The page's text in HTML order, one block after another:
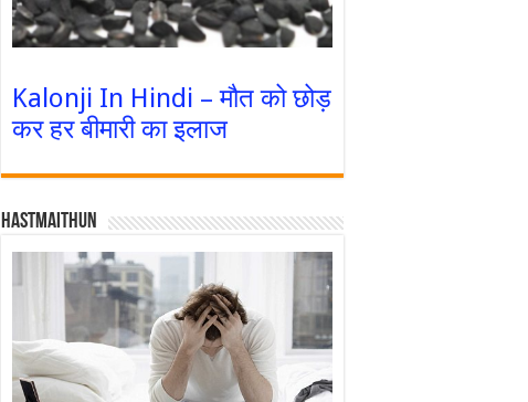
Kalonji In Hindi – मौत को छोड़
कर हर बीमारी का इलाज
Hastmaithun